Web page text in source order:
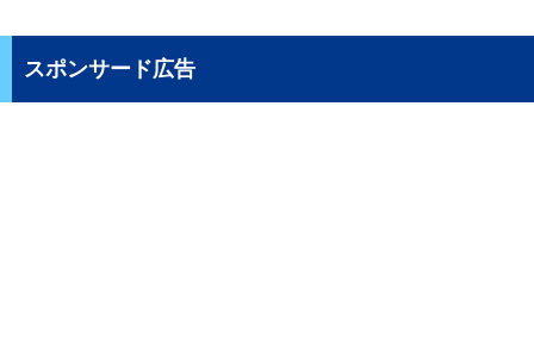
スポンサード広告